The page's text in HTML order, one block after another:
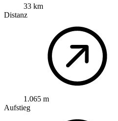
33 km
Distanz
1.065 m
Aufstieg